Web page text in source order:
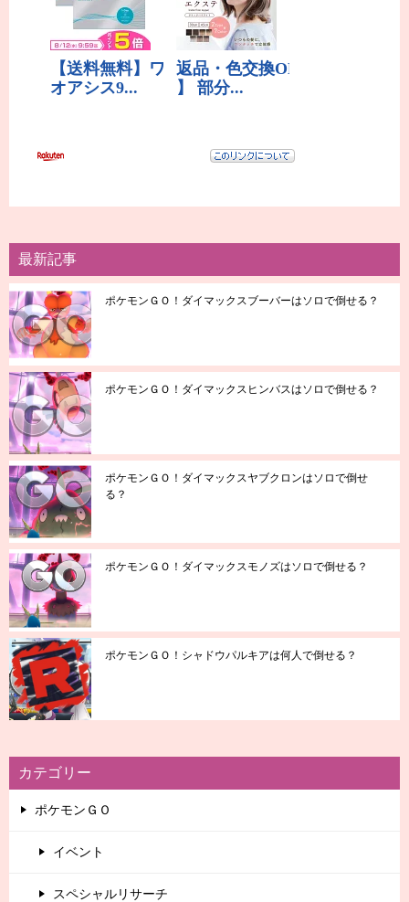
最新記事
ポケモンＧＯ！ダイマックスブーバーはソロで倒せる？
ポケモンＧＯ！ダイマックスヒンバスはソロで倒せる？
ポケモンＧＯ！ダイマックスヤブクロンはソロで倒せ
る？
ポケモンＧＯ！ダイマックスモノズはソロで倒せる？
ポケモンＧＯ！シャドウパルキアは何人で倒せる？
カテゴリー
ポケモンＧＯ
イベント
スペシャルリサーチ